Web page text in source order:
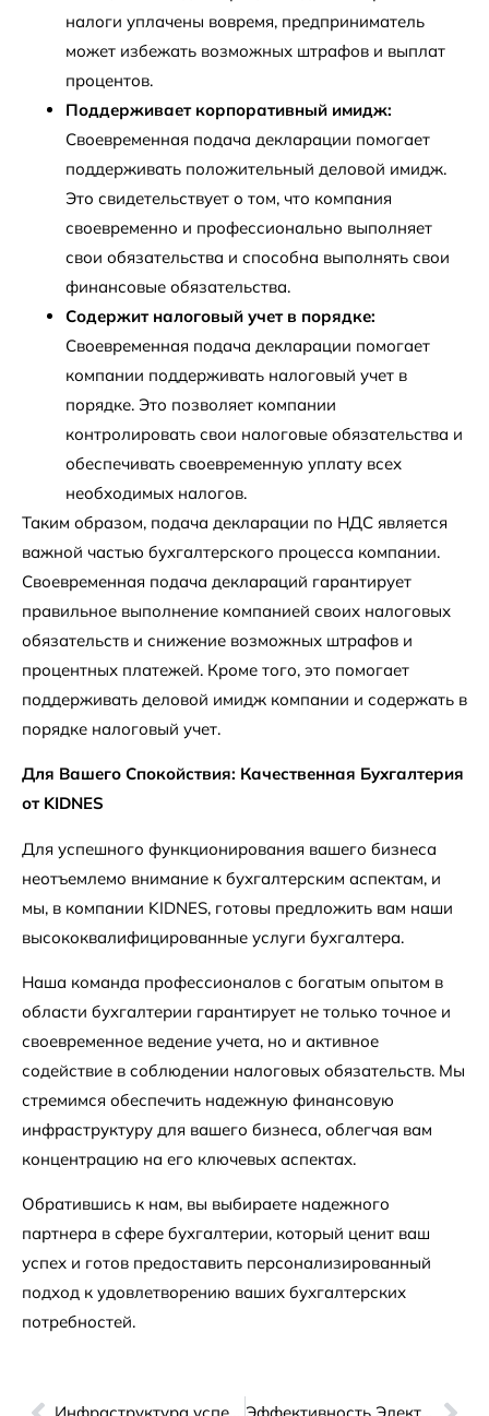
налоги уплачены вовремя, предприниматель
может избежать возможных штрафов и выплат
процентов.
Поддерживает корпоративный имидж:
Своевременная подача декларации помогает
поддерживать положительный деловой имидж.
Это свидетельствует о том, что компания
своевременно и профессионально выполняет
свои обязательства и способна выполнять свои
финансовые обязательства.
Содержит налоговый учет в порядке:
Своевременная подача декларации помогает
компании поддерживать налоговый учет в
порядке. Это позволяет компании
контролировать свои налоговые обязательства и
обеспечивать своевременную уплату всех
необходимых налогов.
Таким образом, подача декларации по НДС является
важной частью бухгалтерского процесса компании.
Своевременная подача деклараций гарантирует
правильное выполнение компанией своих налоговых
обязательств и снижение возможных штрафов и
процентных платежей. Кроме того, это помогает
поддерживать деловой имидж компании и содержать в
порядке налоговый учет.
Для Вашего Спокойствия: Качественная Бухгалтерия
от KIDNES
Для успешного функционирования вашего бизнеса
неотъемлемо внимание к бухгалтерским аспектам, и
мы, в компании KIDNES, готовы предложить вам наши
высококвалифицированные услуги бухгалтера.
Наша команда профессионалов с богатым опытом в
области бухгалтерии гарантирует не только точное и
своевременное ведение учета, но и активное
содействие в соблюдении налоговых обязательств. Мы
стремимся обеспечить надежную финансовую
инфраструктуру для вашего бизнеса, облегчая вам
концентрацию на его ключевых аспектах.
Обратившись к нам, вы выбираете надежного
партнера в сфере бухгалтерии, который ценит ваш
успех и готов предоставить персонализированный
подход к удовлетворению ваших бухгалтерских
потребностей.